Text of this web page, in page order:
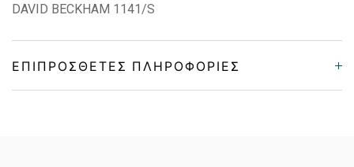
DAVID BECKHAM 1141/S
ΕΠΙΠΡΌΣΘΕΤΕΣ ΠΛΗΡΟΦΟΡΊΕΣ